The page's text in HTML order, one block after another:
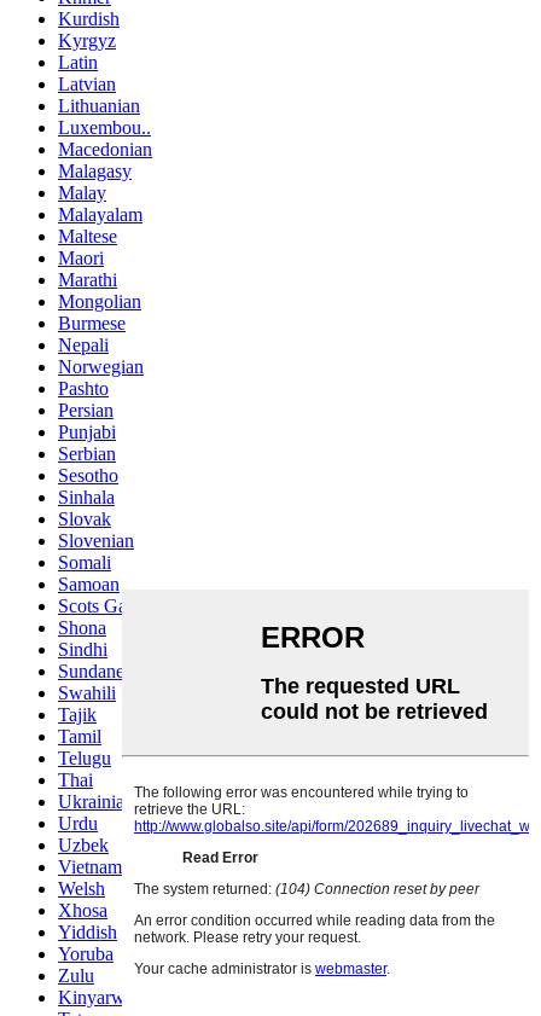
Kurdish
Kyrgyz
Latin
Latvian
Lithuanian
Luxembou..
Macedonian
Malagasy
Malay
Malayalam
Maltese
Maori
Marathi
Mongolian
Burmese
Nepali
Norwegian
Pashto
Persian
Punjabi
Serbian
Sesotho
Sinhala
Slovak
Slovenian
Somali
Samoan
Scots Gaelic
Shona
Sindhi
Sundanese
Swahili
Tajik
Tamil
Telugu
Thai
Ukrainian
Urdu
Uzbek
Vietnamese
Welsh
Xhosa
Yiddish
Yoruba
Zulu
Kinyarwanda